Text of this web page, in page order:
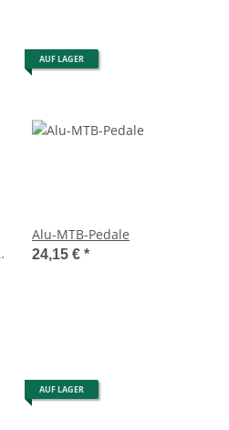
AUF LAGER
Alu-MTB-Pedale
24,15 € *
AUF LAGER